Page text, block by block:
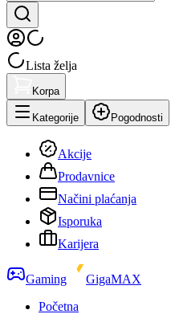
Lista želja
Korpa
Kategorije Pogodnosti
Akcije
Prodavnice
Načini plaćanja
Isporuka
Karijera
Gaming
GigaMAX
Početna